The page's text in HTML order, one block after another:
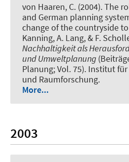
von Haaren, C. (2004).The
and German planning
change of the countryside
Kanning, A. Lang, & F.
Nachhaltigkeit als
und Umweltplanung
Planung; Vol. 75). Institut
und Raumforschung.
More...
2003